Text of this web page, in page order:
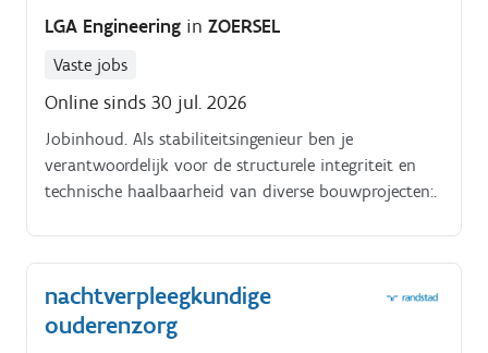
LGA Engineering in ZOERSEL
Vaste jobs
Online sinds 30 jul. 2026
Jobinhoud. Als stabiliteitsingenieur ben je
verantwoordelijk voor de structurele integriteit en
technische haalbaarheid van diverse bouwprojecten:.
nachtverpleegkundige
ouderenzorg